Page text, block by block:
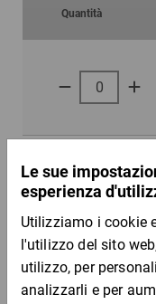
Quantità
DESCRIZIONE
Ideale per oggetti di